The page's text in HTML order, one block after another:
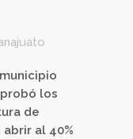
los
de
al 40%